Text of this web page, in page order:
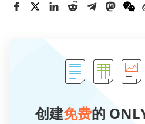
创建免费的